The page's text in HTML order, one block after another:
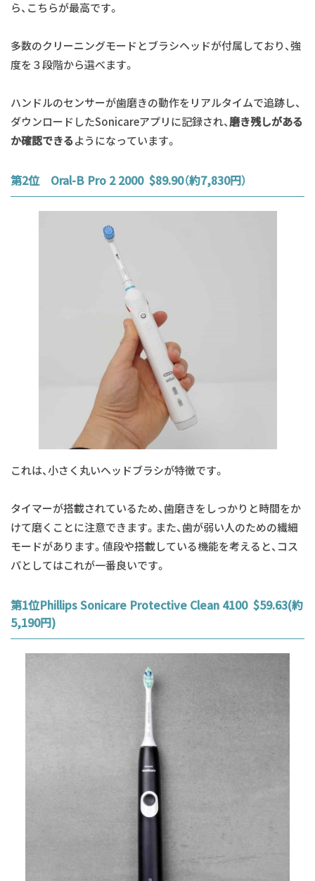
ら、こちらが最高です。
多数のクリーニングモードとブラシヘッドが付属しており、強
度を３段階から選べます。
ハンドルのセンサーが歯磨きの動作をリアルタイムで追跡し、
ダウンロードしたSonicareアプリに記録され、磨き残しがある
か確認できるようになっています。
第2位 Oral-B Pro 2 2000 $89.90（約7,830円）
これは、小さく丸いヘッドブラシが特徴です。
タイマーが搭載されているため、歯磨きをしっかりと時間をか
けて磨くことに注意できます。また、歯が弱い人のための繊細
モードがあります。値段や搭載している機能を考えると、コス
パとしてはこれが一番良いです。
第1位Phillips Sonicare Protective Clean 4100 $59.63(約
5,190円)